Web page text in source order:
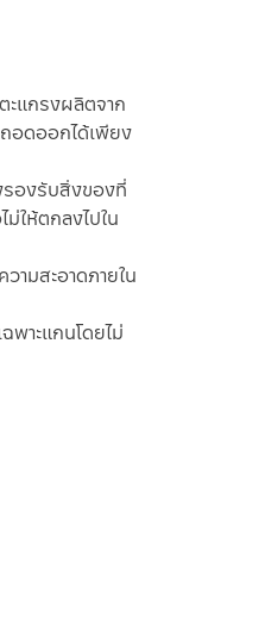
แกรงผลิตจาก
อดออกได้เพียง
รองรับสิ่งของที่
ให้ตกลงไปใน
ามสะอาดภายใน
พาะแกนโดยไม่